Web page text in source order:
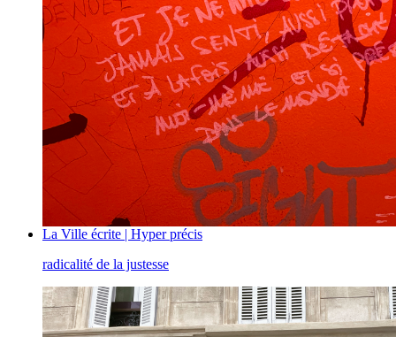
La Ville écrite | Hyper précis
radicalité de la justesse